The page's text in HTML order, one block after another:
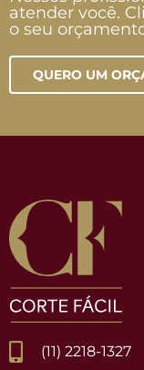
atender você.
o seu
QUERO UM
(11) 2218-1327